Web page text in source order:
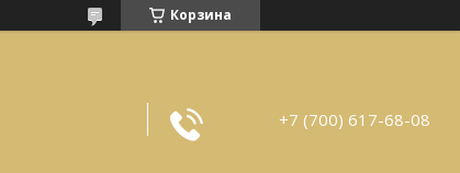
Корзина
+7 (700) 617-68-08